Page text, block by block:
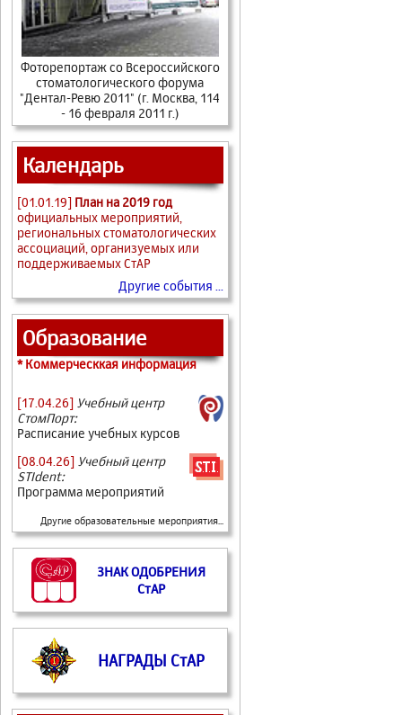
Фоторепортаж со Всероссийского
стоматологического форума
"Дентал-Ревю 2011" (г. Москва, 114
- 16 февраля 2011 г.)
Календарь
[01.01.19] План на 2019 год
официальных мероприятий,
региональных стоматологических
ассоциаций, организуемых или
поддерживаемых СтАР
Другие события ...
Образование
* Коммерческкая информация
[17.04.26] Учебный центр
СтомПорт:
Расписание учебных курсов
[08.04.26] Учебный центр
STIdent:
Программа мероприятий
Другие образовательные мероприятия...
ЗНАК ОДОБРЕНИЯ
СтАР
НАГРАДЫ СтАР